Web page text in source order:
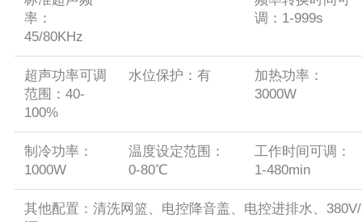
率：
45/80KHz
调：1-999s
超声功率可调
范围：40-
100%
水位保护：有
加热功率：
3000W
制冷功率：
1000W
温度设定范围：
0-80℃
工作时间可调：
1-480min
其他配置：清洗网篮、电控降音盖、电控进排水、